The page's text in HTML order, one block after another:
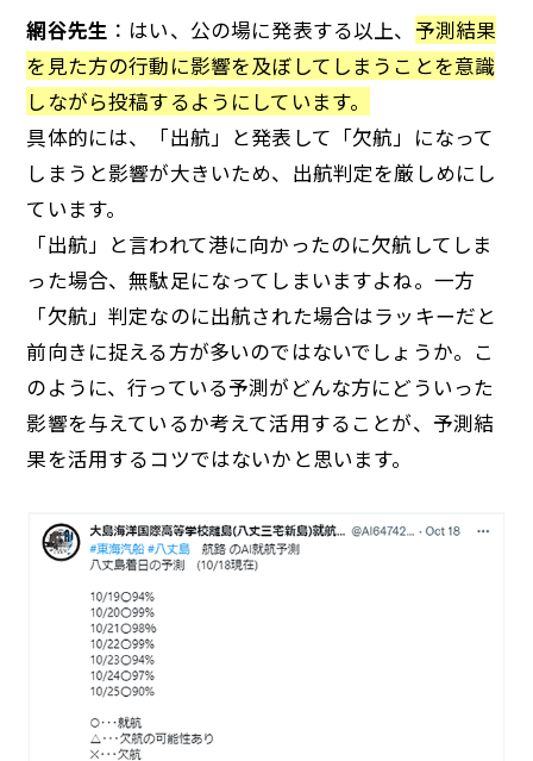
網谷先生 ：はい、公の場に発表する以上、 予測結果
を見た方の行動に影響を及ぼしてしまうことを意識
しながら投稿するようにしています。
具体的には、「出航」と発表して「欠航」になって
しまうと影響が大きいため、出航判定を厳しめにし
ています。
「出航」と言われて港に向かったのに欠航してしま
った場合、無駄足になってしまいますよね。一方
「欠航」判定なのに出航された場合はラッキーだと
前向きに捉える方が多いのではないでしょうか。こ
のように、行っている予測がどんな方にどういった
影響を与えているか考えて活用することが、予測結
果を活用するコツではないかと思います。